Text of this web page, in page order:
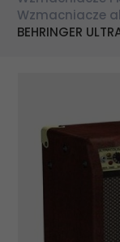
Wzmacniacze
BEHRINGER